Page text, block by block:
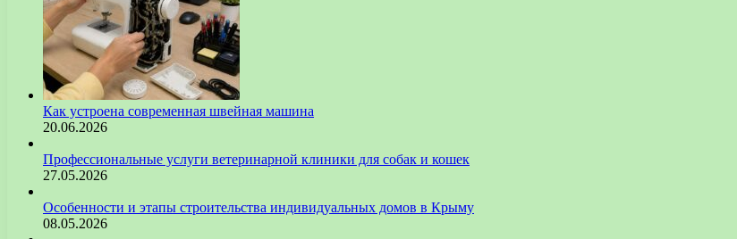
Как устроена современная швейная машина
20.06.2026
Профессиональные услуги ветеринарной клиники для собак и кошек
27.05.2026
Особенности и этапы строительства индивидуальных домов в Крыму
08.05.2026